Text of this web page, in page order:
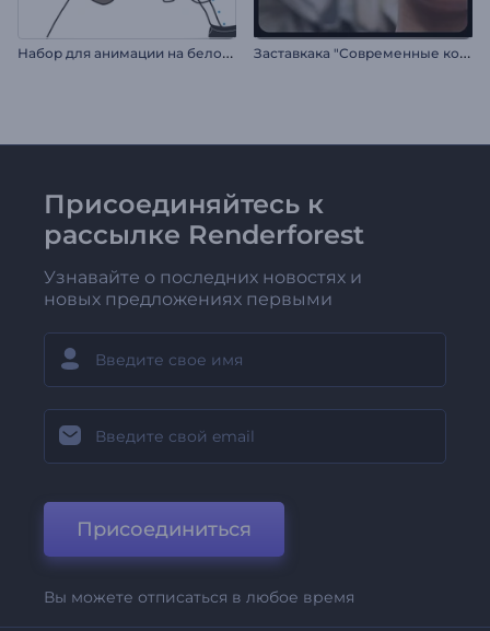
Н
абор для анимации на белой доске З
аставкака "Современные коллажи"
Присоединяйтесь к
рассылке Renderforest
Узнавайте о последних новостях и
новых предложениях первыми
Присоединиться
Вы можете отписаться в любое время